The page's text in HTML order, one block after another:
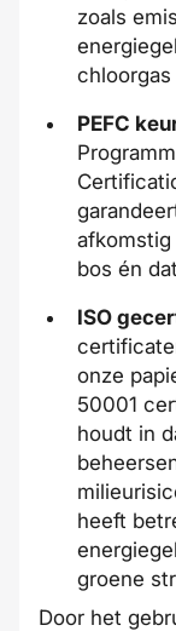
zoals
PEFC
afkomstig
bos én
ISO
onze
50001
houdt in
heeft
groene
Door het